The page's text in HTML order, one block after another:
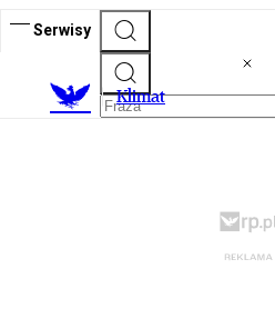
Serwisy
Klimat